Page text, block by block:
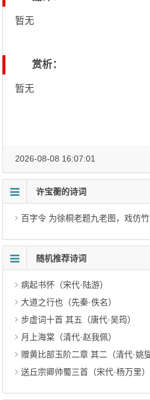
暂无
赏析：
暂无
2026-08-08 16:07:01
许宝蘅的诗词
百字令 为徐桐老题九老图，戏仿
随机推荐诗词
病起书怀（宋代·陆游）
大道之行也（先秦·佚名）
步虚词十首 其五（唐代·吴筠）
月上海棠（清代·赵我佩）
赠黄比部玉阶二章 其二（清代·姚燮
送丘宗卿帅蜀三首（宋代·杨万里）